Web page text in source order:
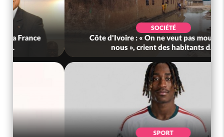
Côte d'Ivoire : « On ne veut pas mourir chez
nous », crient des habitants d...
SPORT